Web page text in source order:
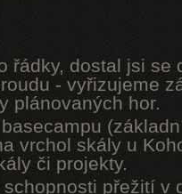
řádky, dostal jsi se
- vyřizujeme
plánovaných hor.
vrchol skály u
či projekty.
přežití v